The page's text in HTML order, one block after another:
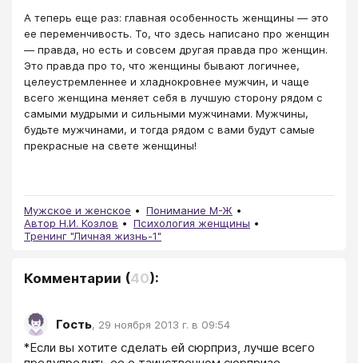
А теперь еще раз: главная особенность женщины — это
ее переменчивость. То, что здесь написано про женщин
— правда, но есть и совсем другая правда про женщин.
Это правда про то, что женщины бывают логичнее,
целеустремленнее и хладнокровнее мужчин, и чаще
всего женщина меняет себя в лучшую сторону рядом с
самыми мудрыми и сильными мужчинами. Мужчины,
будьте мужчинами, и тогда рядом с вами будут самые
прекрасные на свете женщины!
Мужское и женское
Понимание М-Ж
Автор Н.И. Козлов
Психология женщины
Тренинг "Личная жизнь-1"
Комментарии (40):
Гость, 29 ноября 2013 г. в 09:54
*Если вы хотите сделать ей сюрприз, лучше всего